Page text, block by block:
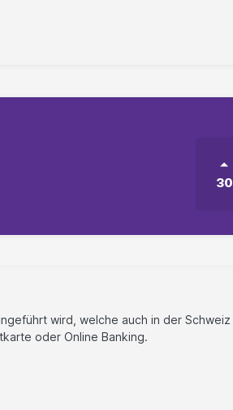
30
wird, welche auch in der Schweiz
oder Online Banking.